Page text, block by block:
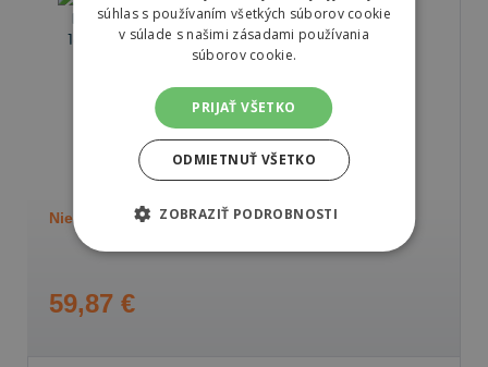
Barum BRAVURIS 5HM
165/60 R14 75 H Letné
B D
Nie je skladom Sledovať naskladnenie
59,87 €
súhlas s používaním všetkých súborov cookie
v súlade s našimi zásadami používania
súborov cookie.
PRIJAŤ VŠETKO
ODMIETNUŤ VŠETKO
ZOBRAZIŤ PODROBNOSTI